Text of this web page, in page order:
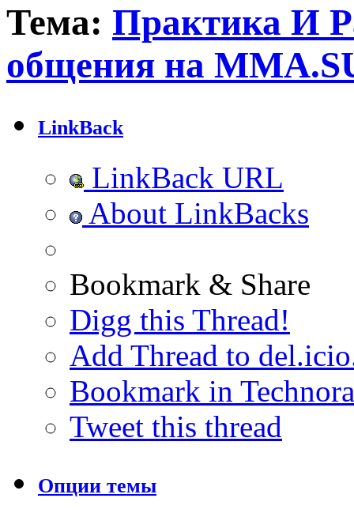
Тема: Практика И
общения на
LinkBack
LinkBack URL
About LinkBacks
Bookmark & Share
Digg this Thread!
Add Thread to
Bookmark in
Tweet this thread
Опции темы